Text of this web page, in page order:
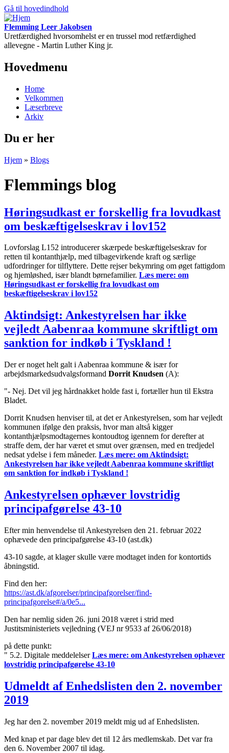
Gå til hovedindhold
Flemming Leer Jakobsen
Uretfærdighed hvorsomhelst er en trussel mod retfærdighed
allevegne - Martin Luther King jr.
Hovedmenu
Home
Velkommen
Læserbreve
Arkiv
Du er her
Hjem » Blogs
Flemmings blog
Høringsudkast er forskellig fra lovudkast
om beskæftigelseskrav i lov152
Lovforslag L152 introducerer skærpede beskæftigelseskrav for
retten til kontanthjælp, med tilbagevirkende kraft og særlige
udfordringer for tilflyttere. Dette rejser bekymring om øget fattigdom
og hjemløshed, især blandt børnefamilier. Læs mere: om
Høringsudkast er forskellig fra lovudkast om
beskæftigelseskrav i lov152
Aktindsigt: Ankestyrelsen har ikke
vejledt Aabenraa kommune skriftligt om
sanktion for indkøb i Tyskland !
Der er noget helt galt i Aabenraa kommune & især for
arbejdsmarkedsudvalgsformand Dorrit Knudsen (A):
"- Nej. Det vil jeg hårdnakket holde fast i, fortæller hun til Ekstra
Bladet.
Dorrit Knudsen henviser til, at det er Ankestyrelsen, som har vejledt
kommunen ifølge den praksis, hvor man altså kigger
kontanthjælpsmodtagernes kontoudtog igennem for derefter at
straffe dem, der har været et smut over grænsen, med en tredjedel
nedsat ydelse i fem måneder. Læs mere: om Aktindsigt:
Ankestyrelsen har ikke vejledt Aabenraa kommune skriftligt
om sanktion for indkøb i Tyskland !
Ankestyrelsen ophæver lovstridig
principafgørelse 43-10
Efter min henvendelse til Ankestyrelsen den 21. februar 2022
ophævede den principafgørelse 43-10 (ast.dk)
43-10 sagde, at klager skulle være modtaget inden for kontortids
åbningstid.
Find den her:
https://ast.dk/afgorelser/principafgorelser/find-
principafgorelse#/a/0e5...
Den har nemlig siden 26. juni 2018 været i strid med
Justitsministeriets vejledning (VEJ nr 9533 af 26/06/2018)
på dette punkt:
" 5.2. Digitale meddelelserLæs mere: om Ankestyrelsen ophæver
lovstridig principafgørelse 43-10
Udmeldt af Enhedslisten den 2. november
2019
Jeg har den 2. november 2019 meldt mig ud af Enhedslisten.
Med knap et par dage blev det til 12 års medlemskab. Det var fra
den 6. November 2007 til idag.